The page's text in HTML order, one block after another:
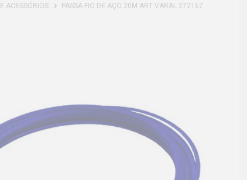
ACESSÓRIOS PASSA FIO DE AÇO 20M ART VARAL 272167